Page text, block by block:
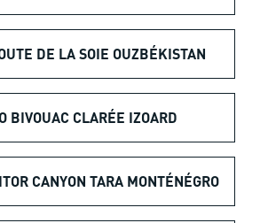
DE LA SOIE OUZBÉKISTAN
BIVOUAC CLARÉE IZOARD
CANYON TARA MONTÉNÉGRO